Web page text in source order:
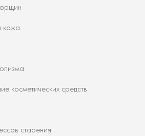
кожа
косметических средств
старения